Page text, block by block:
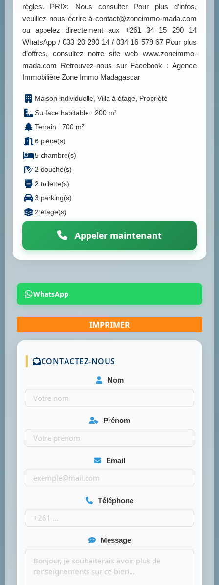
règles. PRIX: Nous consulter Pour plus d’infos,
veuillez nous écrire à contact@zoneimmo-mada.com
ou appelez directement aux +261 34 15 290 14
WhatsApp / 033 20 290 14 / 034 16 579 67 Pour plus
d’offres, consultez notre site web www.zoneimmo-
mada.com Retrouvez-nous sur Facebook : Agence
Immobilière Zone Immo Madagascar
Maison individuelle, Villa à étage, Propriété
Surface habitable : 200 m²
Terrain : 700 m²
6 pièce(s)
5 chambre(s)
2 douche(s)
2 toilette(s)
3 parking(s)
2 étage(s)
Appeler maintenant
WhatsApp
CONTACTEZ-NOUS
Nom
Prénom
Email
Téléphone
Message